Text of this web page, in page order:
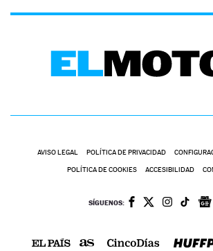
AVISO LEGAL POLÍTICA DE PRIVACIDAD
POLÍTICA DE COOKIES ACCESIBILIDAD
SÍGUENOS: